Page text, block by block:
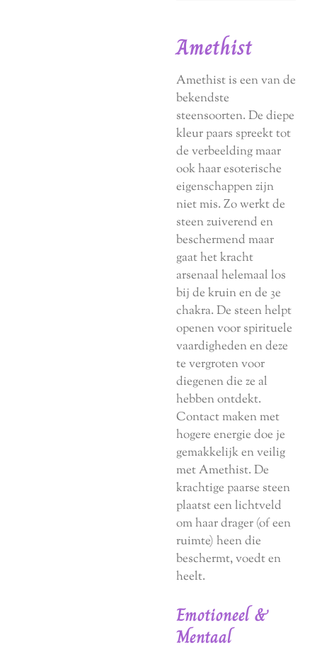
Amethist
Amethist is een van de
bekendste
steensoorten. De diepe
kleur paars spreekt tot
de verbeelding maar
ook haar esoterische
eigenschappen zijn
niet mis. Zo werkt de
steen zuiverend en
beschermend maar
gaat het kracht
arsenaal helemaal los
bij de kruin en de 3e
chakra. De steen helpt
openen voor spirituele
vaardigheden en deze
te vergroten voor
diegenen die ze al
hebben ontdekt.
Contact maken met
hogere energie doe je
gemakkelijk en veilig
met Amethist. De
krachtige paarse steen
plaatst een lichtveld
om haar drager (of een
ruimte) heen die
beschermt, voedt en
heelt.
Emotioneel&
Mentaal